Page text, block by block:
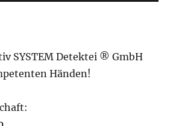
SYSTEM Detektei ® GmbH
Händen!